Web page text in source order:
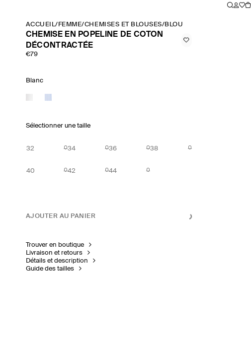
ACCUEIL/ FEMME/CHEMISES ET BLOUSES/BLOUSES
CHEMISE EN POPELINE DE COTON
DÉCONTRACTÉE
€79
Blanc
Sélectionner une taille
32 34 36 38
40 42 44
AJOUTER AU PANIER
Trouver en boutique
Livraison et retours
Détails et description
Guide des tailles